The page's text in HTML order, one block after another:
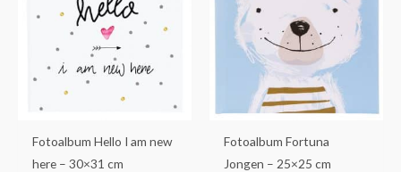
Fotoalbum Hello I am new
here – 30×31 cm
Fotoalbum Fortuna
Jongen – 25×25 cm